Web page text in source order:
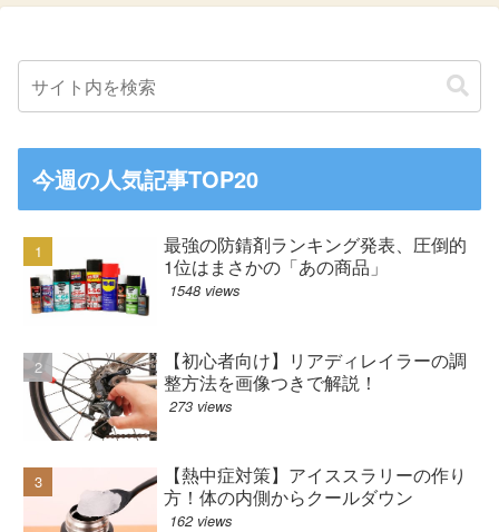
今週の人気記事TOP20
最強の防錆剤ランキング発表、圧倒的
1位はまさかの「あの商品」
1548 views
【初心者向け】リアディレイラーの調
整方法を画像つきで解説！
273 views
【熱中症対策】アイススラリーの作り
方！体の内側からクールダウン
162 views